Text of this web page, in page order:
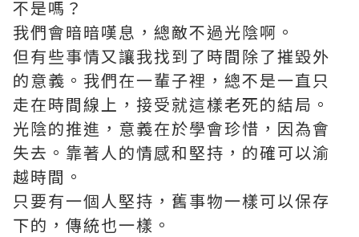
不是嗎？
我們會暗暗嘆息，總敵不過光陰啊。
但有些事情又讓我找到了時間除了摧毀外
的意義。我們在一輩子裡，總不是一直只
走在時間線上，接受就這樣老死的結局。
光陰的推進，意義在於學會珍惜，因為會
失去。靠著人的情感和堅持，的確可以渝
越時間。
只要有一個人堅持，舊事物一樣可以保存
下的，傳統也一樣。